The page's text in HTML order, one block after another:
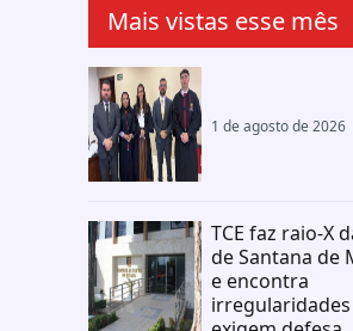
Mais vistas esse mês
1 de agosto de 2026
TCE faz raio-X
de Santana de
e encontra